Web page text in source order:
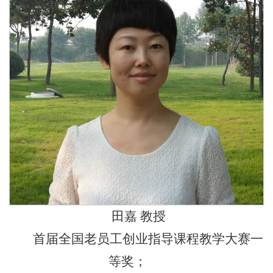
田嘉 教授
首届全国老员工创业指导课程教学大赛一
等奖；